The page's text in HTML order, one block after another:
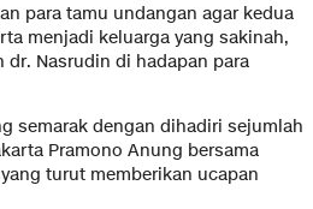
para tamu undangan agar kedua
menjadi keluarga yang sakinah,
dr. Nasrudin di hadapan para
semarak dengan dihadiri sejumlah
Pramono Anung bersama
turut memberikan ucapan